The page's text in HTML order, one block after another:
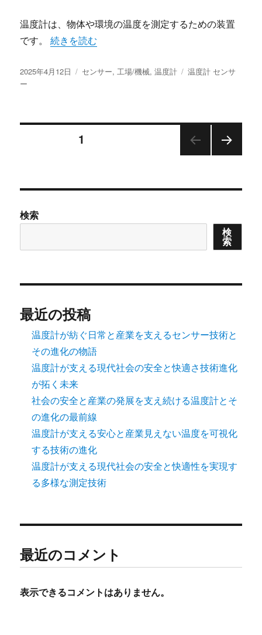
温度計は、物体や環境の温度を測定するための装置
です。“温度計の進化と役割について考える” の
続きを読む
投
稿
2025年4月12日
カ
ー
センサー,工場/機械,温度計
タ
温度計 センサ
ー
の
ペ
ー
ジ
送
り
1
検索
検
索
最近の投稿
温度計が紡ぐ日常と産業を支えるセンサー技術と
その進化の物語
温度計が支える現代社会の安全と快適さ技術進化
が拓く未来
社会の安全と産業の発展を支え続ける温度計とそ
の進化の最前線
温度計が支える安心と産業見えない温度を可視化
する技術の進化
温度計が支える現代社会の安全と快適性を実現す
る多様な測定技術
最近のコメント
表示できるコメントはありません。